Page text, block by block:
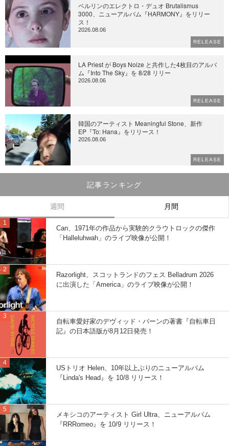
ベルリンのエレクトロ・デュオ Brutalismus
3000、ニューアルバム『HARMONY』をリリー
ス！
2026.08.06
RELEASE
LA Priest が Boys Noize と共作した4枚目のアルバ
ム『Into The Sky』を 8/28 リリー
2026.08.06
RELEASE
韓国のアーティスト Meaningful Stone、新作
EP『To: Hana』をリリース！
2026.08.06
RELEASE
記事ランキング
週間 月間
Can、1971年の作品から実験的クラウトロックの傑作
「Halleluhwah」のライブ映像が公開！
Razorlight、スコットランドのフェス Belladrum 2026
に出演した「America」のライブ映像が公開！
自転車愛好家のデヴィッド・バーンの著書『自転車日
記』の日本語版が8月12日発売！
USトリオ Helen、10年以上ぶりのニューアルバム
『Linda's Head』を 10/8 リリース！
メキシコのアーティスト Girl Ultra、ニューアルバム
『RRRomeo』を 10/9 リリース！